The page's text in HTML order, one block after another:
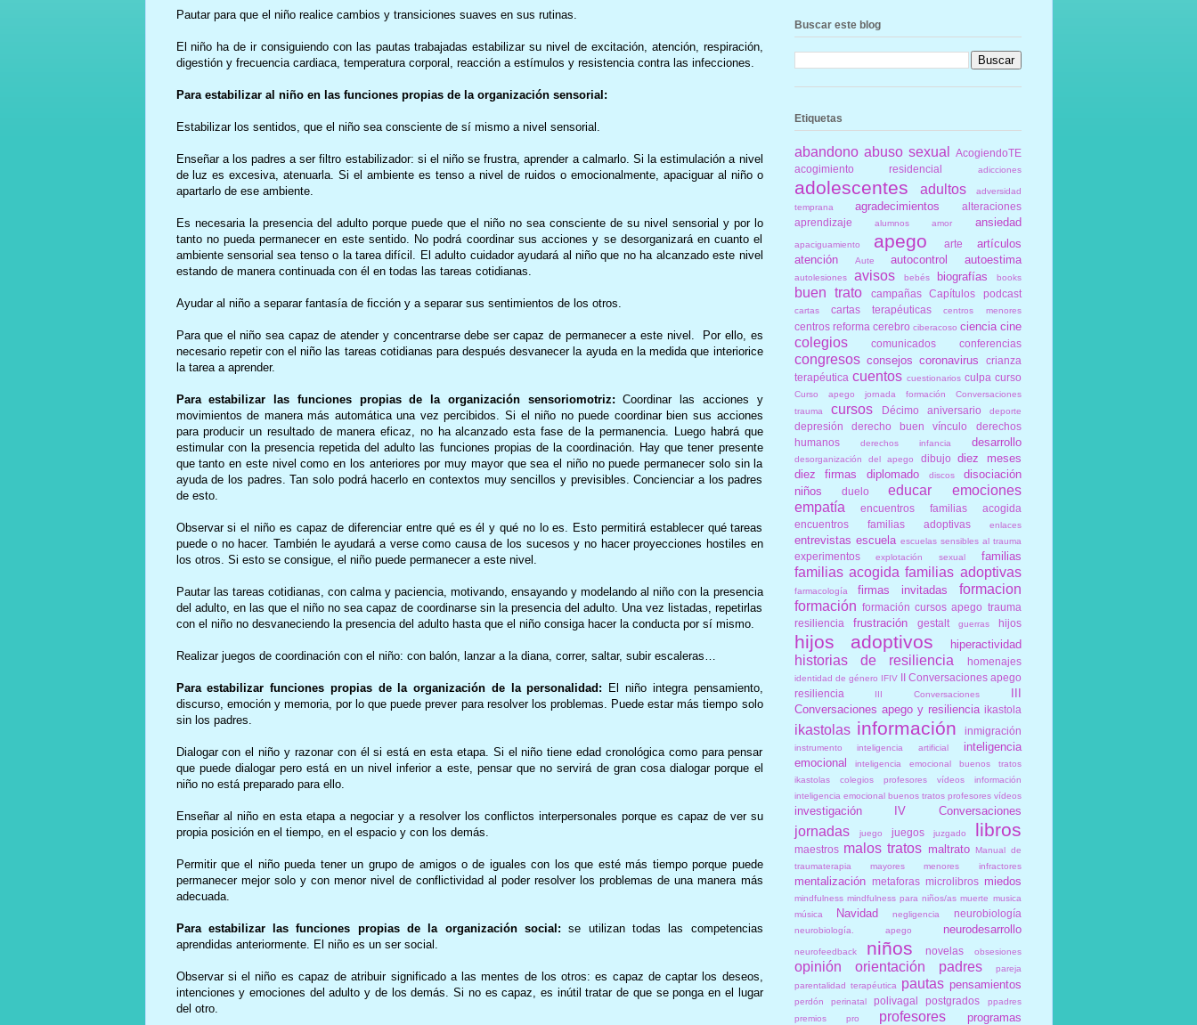
Pautar para que el niño realice cambios y transiciones suaves en sus rutinas.
El niño ha de ir consiguiendo con las pautas trabajadas estabilizar su nivel de excitación, atención, respiración,
digestión y frecuencia cardiaca, temperatura corporal, reacción a estímulos y resistencia contra las infecciones.
Para estabilizar al niño en las funciones propias de la organización sensorial:
Estabilizar los sentidos, que el niño sea consciente de sí mismo a nivel sensorial.
Enseñar a los padres a ser filtro estabilizador: si el niño se frustra, aprender a calmarlo. Si la estimulación a nivel
de luz es excesiva, atenuarla. Si el ambiente es tenso a nivel de ruidos o emocionalmente, apaciguar al niño o
apartarlo de ese ambiente.
Es necesaria la presencia del adulto porque puede que el niño no sea consciente de su nivel sensorial y por lo
tanto no pueda permanecer en este sentido. No podrá coordinar sus acciones y se desorganizará en cuanto el
ambiente sensorial sea tenso o la tarea difícil. El adulto cuidador ayudará al niño que no ha alcanzado este nivel
estando de manera continuada con él en todas las tareas cotidianas.
Ayudar al niño a separar fantasía de ficción y a separar sus sentimientos de los otros.
Para que el niño sea capaz de atender y concentrarse debe ser capaz de permanecer a este nivel. Por ello, es
necesario repetir con el niño las tareas cotidianas para después desvanecer la ayuda en la medida que interiorice
la tarea a aprender.
Para estabilizar las funciones propias de la organización sensoriomotriz:Coordinar las acciones y
movimientos de manera más automática una vez percibidos. Si el niño no puede coordinar bien sus acciones
para producir un resultado de manera eficaz, no ha alcanzado esta fase de la permanencia. Luego habrá que
estimular con la presencia repetida del adulto las funciones propias de la coordinación. Hay que tener presente
que tanto en este nivel como en los anteriores por muy mayor que sea el niño no puede permanecer solo sin la
ayuda de los padres. Tan solo podrá hacerlo en contextos muy sencillos y previsibles. Concienciar a los padres
de esto.
Observar si el niño es capaz de diferenciar entre qué es él y qué no lo es. Esto permitirá establecer qué tareas
puede o no hacer. También le ayudará a verse como causa de los sucesos y no hacer proyecciones hostiles en
los otros. Si esto se consigue, el niño puede permanecer a este nivel.
Pautar las tareas cotidianas, con calma y paciencia, motivando, ensayando y modelando al niño con la presencia
del adulto, en las que el niño no sea capaz de coordinarse sin la presencia del adulto. Una vez listadas, repetirlas
con el niño no desvaneciendo la presencia del adulto hasta que el niño consiga hacer la conducta por sí mismo.
Realizar juegos de coordinación con el niño: con balón, lanzar a la diana, correr, saltar, subir escaleras…
Para estabilizar funciones propias de la organización de la personalidad: El niño integra pensamiento,
discurso, emoción y memoria, por lo que puede prever para resolver los problemas. Puede estar más tiempo solo
sin los padres.
Dialogar con el niño y razonar con él si está en esta etapa. Si el niño tiene edad cronológica como para pensar
que puede dialogar pero está en un nivel inferior a este, pensar que no servirá de gran cosa dialogar porque el
niño no está preparado para ello.
Enseñar al niño en esta etapa a negociar y a resolver los conflictos interpersonales porque es capaz de ver su
propia posición en el tiempo, en el espacio y con los demás.
Permitir que el niño pueda tener un grupo de amigos o de iguales con los que esté más tiempo porque puede
permanecer mejor solo y con menor nivel de conflictividad al poder resolver los problemas de una manera más
adecuada.
Para estabilizar las funciones propias de la organización social:se utilizan todas las competencias
aprendidas anteriormente. El niño es un ser social.
Observar si el niño es capaz de atribuir significado a las mentes de los otros: es capaz de captar los deseos,
intenciones y emociones del adulto y de los demás. Si no es capaz, es inútil tratar de que se ponga en el lugar
del otro.
Buscar este blog
Etiquetas
abandono abuso sexual
AcogiendoTE
acogimiento residencial
adicciones
adolescentes adultos
adversidad
temprana
agradecimientos
alteraciones
aprendizaje
alumnos amor ansiedad
apaciguamiento apego arte
artículos
atención
Aute autocontrol autoestima
autolesiones avisos bebés biografías books
buen trato campañas Capítulos podcast
cartas cartas terapéuticas centros menores
centros reforma cerebro ciberacoso ciencia cine
colegios comunicados conferencias
congresos consejos coronavirus
crianza
terapéutica cuentos cuestionarios culpa curso
Curso apego jornada formación Conversaciones
trauma
cursos Décimo aniversario deporte
depresión derecho buen vínculo
derechos
humanos
derechos infancia desarrollo
desorganización del apego dibujo diez meses
diez firmas
diplomado discos
disociación
niños
duelo educar
emociones
empatía
encuentros familias acogida
encuentros familias adoptivas
enlaces
entrevistas escuela escuelas sensibles al trauma
experimentos explotación sexual familias
familias acogida familias adoptivas
farmacología firmas invitadas
formacion
formación formación cursos apego trauma
resiliencia
frustración gestalt guerras hijos
hijos adoptivos hiperactividad
historias de resiliencia homenajes
identidad de género IFIV II Conversaciones apego
resiliencia
III Conversaciones
III
Conversaciones apego y resiliencia ikastola
ikastolas información inmigración
instrumento inteligencia artificial
inteligencia
emocional
inteligencia emocional buenos tratos
ikastolas colegios profesores vídeos información
inteligencia emocional buenos tratos profesores vídeos
investigación IV Conversaciones
jornadas juego juegos juzgado libros
maestros malos tratos maltrato Manual de
traumaterapia
mayores menores infractores
mentalización metaforas microlibros miedos
mindfulness mindfulness para niños/as muerte musica
música
Navidad negligencia neurobiología
neurobiología. apego neurodesarrollo
neurofeedback niños novelas obsesiones
opinión orientación padres
pareja
parentalidad terapéutica
pautas pensamientos
perdón perinatal polivagal postgrados
ppadres
premios
pro profesores programas